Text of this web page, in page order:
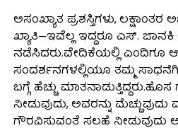
ಅಸಂಖ್ಯಾತ ಪ್ರಶಸ್ತಿಗಳು,
ಖ್ಯಾತಿ—ಇವೆಲ್ಲ ಇದ್ದರೂ ಎಸ್.
ನಡೆಸಿದರು.ವೇದಿಕೆಯಲ್ಲಿ ಎಂದಿಗೂ
ಸಂದರ್ಶನಗಳಲ್ಲಿಯೂ ತಮ್ಮ
ಬಗ್ಗೆ ಹೆಚ್ಚು
ನೀಡುವುದು, ಅವರನ್ನು ಮೆಚ್ಚುವುದು
ಗೌರವಿಸುವಂತೆ ಸಲಹೆ ನೀಡುವುದು